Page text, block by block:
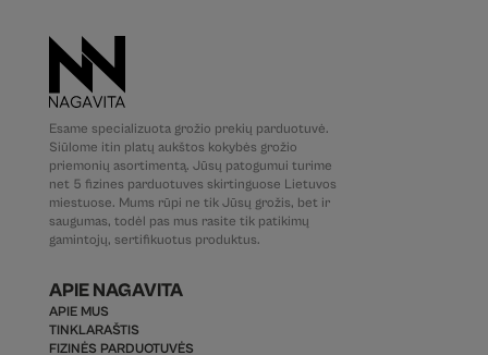
Esame specializuota grožio prekių parduotuvė.
Siūlome itin platų aukštos kokybės grožio
priemonių asortimentą. Jūsų patogumui turime
net 5 fizines parduotuves skirtinguose Lietuvos
miestuose. Mums rūpi ne tik Jūsų grožis, bet ir
saugumas, todėl pas mus rasite tik patikimų
gamintojų, sertifikuotus produktus.
APIE NAGAVITA
APIE MUS
TINKLARAŠTIS
FIZINĖS PARDUOTUVĖS